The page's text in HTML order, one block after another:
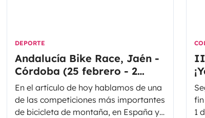
DEPORTE
Andalucía Bike Race, Jaén -
Córdoba (25 febrero - 2
marzo)
En el artículo de hoy hablamos de una
de las competiciones más importantes
de bicicleta de montaña, en España y
1